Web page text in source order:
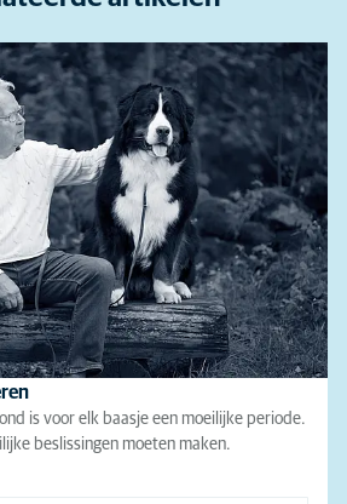
is voor elk baasje een moeilijke periode.
beslissingen moeten maken.